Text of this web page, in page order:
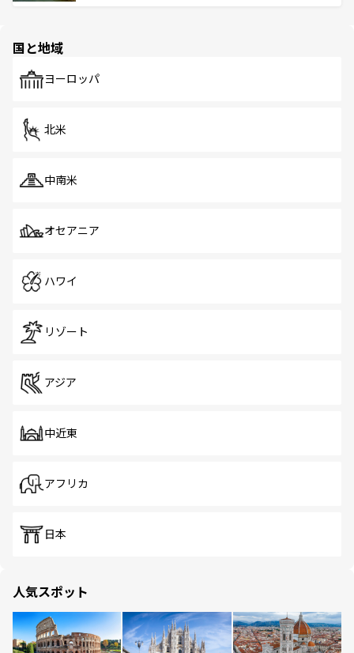
で、ホーカーズは地元の風情を楽しめる外せないスポット
国と地域
ヨーロッパ
北米
中南米
オセアニア
ハワイ
リゾート
アジア
中近東
アフリカ
日本
人気スポット